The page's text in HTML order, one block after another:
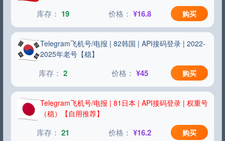
¥16.8
19 购买
Telegram飞机号/电报 | 82韩国 | API接码登录 | 2022-
2025年老号【稳】
¥45
2 购买
Telegram飞机号/电报 | 81日本 | API接码登录 | 权重号
（稳）【自用推荐】
¥16.2
21 购买